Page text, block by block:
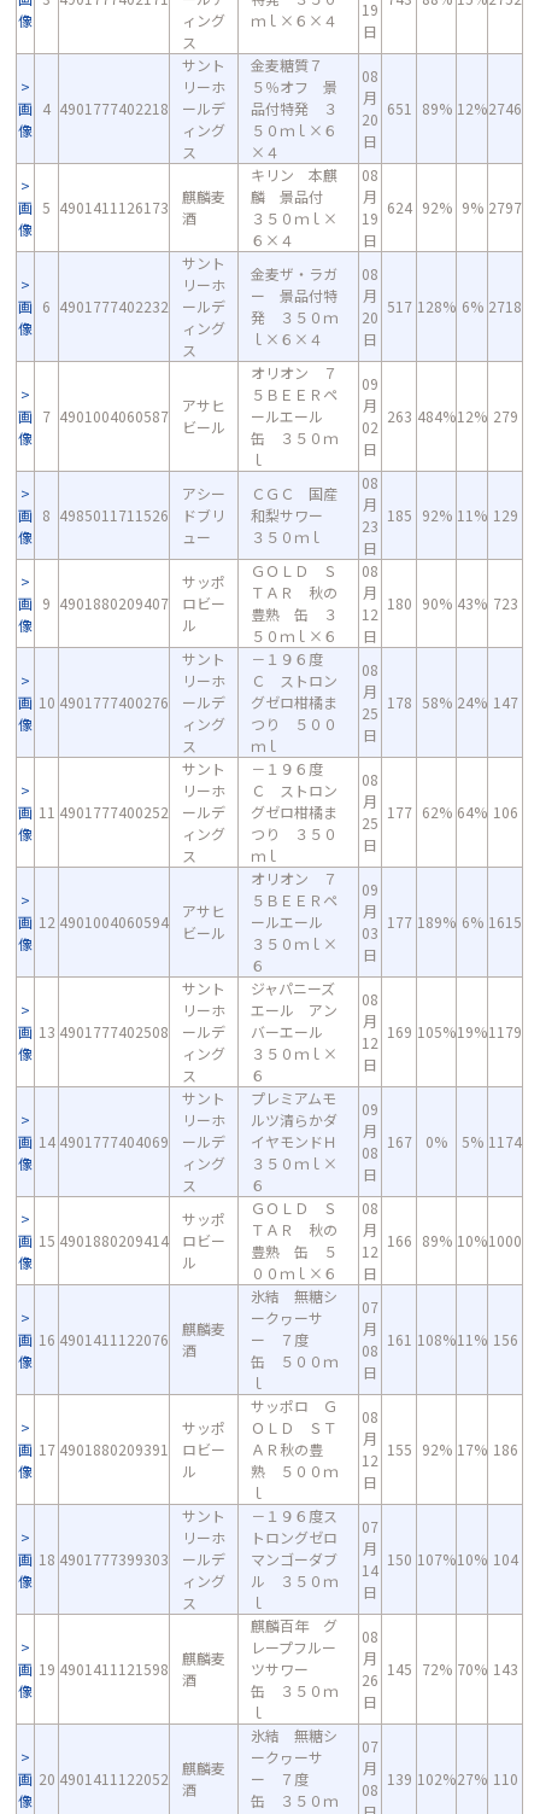
像
ィング
ス
ｍｌ×６×４
19
日
画
像
4 4901777402218
サント
リーホ
ールデ
ィング
ス
金麦糖質７
５％オフ 景
品付特発 ３
５０ｍｌ×６
×４
08
月
20
日
651 89% 12%2746
画
像
5 4901411126173
麒麟麦
酒
キリン 本麒
麟 景品付
３５０ｍｌ×
６×４
08
月
19
日
624 92% 9% 2797
画
像
6 4901777402232
サント
リーホ
ールデ
ィング
ス
金麦ザ・ラガ
ー 景品付特
発 ３５０ｍ
ｌ×６×４
08
月
20
日
517 128% 6% 2718
画
像
7 4901004060587
アサヒ
ビール
オリオン ７
５ＢＥＥＲペ
ールエール
缶 ３５０ｍ
ｌ
09
月
02
日
263 484%12% 279
画
像
8 4985011711526
アシー
ドブリ
ュー
ＣＧＣ 国産
和梨サワー
３５０ｍｌ
08
月
23
日
185 92% 11% 129
画
像
9 4901880209407
サッポ
ロビー
ル
ＧＯＬＤ Ｓ
ＴＡＲ 秋の
豊熟 缶 ３
５０ｍｌ×６
08
月
12
日
180 90% 43% 723
画
像
10 4901777400276
サント
リーホ
ールデ
ィング
ス
－１９６度
Ｃ ストロン
グゼロ柑橘ま
つり ５００
ｍｌ
08
月
25
日
178 58% 24% 147
画
像
11 4901777400252
サント
リーホ
ールデ
ィング
ス
－１９６度
Ｃ ストロン
グゼロ柑橘ま
つり ３５０
ｍｌ
08
月
25
日
177 62% 64% 106
画
像
12 4901004060594
アサヒ
ビール
オリオン ７
５ＢＥＥＲペ
ールエール
３５０ｍｌ×
６
09
月
03
日
177 189% 6% 1615
画
像
13 4901777402508
サント
リーホ
ールデ
ィング
ス
ジャパニーズ
エール アン
バーエール
３５０ｍｌ×
６
08
月
12
日
169 105%19%1179
画
像
14 4901777404069
サント
リーホ
ールデ
ィング
ス
プレミアムモ
ルツ清らかダ
イヤモンドＨ
３５０ｍｌ×
６
09
月
08
日
167 0% 5% 1174
画
像
15 4901880209414
サッポ
ロビー
ル
ＧＯＬＤ Ｓ
ＴＡＲ 秋の
豊熟 缶 ５
００ｍｌ×６
08
月
12
日
166 89% 10%1000
画
像
16 4901411122076
麒麟麦
酒
氷結 無糖シ
ークヮーサ
ー ７度
缶 ５００ｍ
ｌ
07
月
08
日
161 108%11% 156
画
像
17 4901880209391
サッポ
ロビー
ル
サッポロ Ｇ
ＯＬＤ ＳＴ
ＡＲ秋の豊
熟 ５００ｍ
ｌ
08
月
12
日
155 92% 17% 186
画
像
18 4901777399303
サント
リーホ
ールデ
ィング
ス
－１９６度ス
トロングゼロ
マンゴーダブ
ル ３５０ｍ
ｌ
07
月
14
日
150 107%10% 104
画
像
19 4901411121598
麒麟麦
酒
麒麟百年 グ
レープフルー
ツサワー
缶 ３５０ｍ
ｌ
08
月
26
日
145 72% 70% 143
画
像
20 4901411122052
麒麟麦
酒
氷結 無糖シ
ークヮーサ
ー ７度
缶 ３５０ｍ
07
月
08
139 102%27% 110